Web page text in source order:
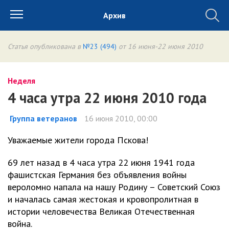
Архив
Статья опубликована в №23 (494) от 16 июня-22 июня 2010
Неделя
4 часа утра 22 июня 2010 года
Группа ветеранов 16 июня 2010, 00:00
Уважаемые жители города Пскова!
69 лет назад в 4 часа утра 22 июня 1941 года
фашистская Германия без объявления войны
вероломно напала на нашу Родину – Советский Союз
и началась самая жестокая и кровопролитная в
истории человечества Великая Отечественная
война.